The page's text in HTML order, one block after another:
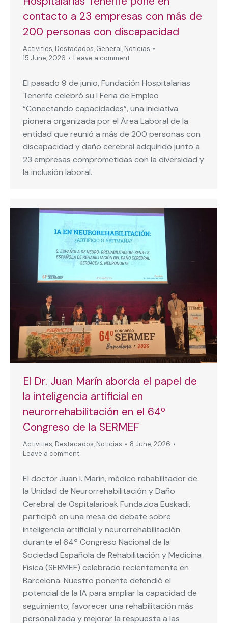
contacto a 23 empresas con más de
200 personas con discapacidad
Activities, Destacados, General, Noticias
15 June, 2026
Leave a comment
El pasado 9 de junio, Fundación Hospitalarias
Tenerife celebró su I Feria de Empleo
“Conectando capacidades”, una iniciativa
pionera organizada por el Área Laboral de la
entidad que reunió a más de 200 personas con
discapacidad y daño cerebral adquirido junto a
23 empresas comprometidas con la diversidad y
la inclusión laboral.
El Dr. Juan Marín aborda el papel de
la inteligencia artificial en
neurorrehabilitación en el 64º
Congreso de la SERMEF
Activities, Destacados, Noticias
8 June, 2026
Leave a comment
El doctor Juan I. Marín, médico rehabilitador de
la Unidad de Neurorrehabilitación y Daño
Cerebral de Ospitalarioak Fundazioa Euskadi,
participó en una mesa de debate sobre
inteligencia artificial y neurorrehabilitación
durante el 64º Congreso Nacional de la
Sociedad Española de Rehabilitación y Medicina
Física (SERMEF) celebrado recientemente en
Barcelona. Nuestro ponente defendió el
potencial de la IA para ampliar la capacidad de
seguimiento, favorecer una rehabilitación más
personalizada y mejorar la respuesta a las